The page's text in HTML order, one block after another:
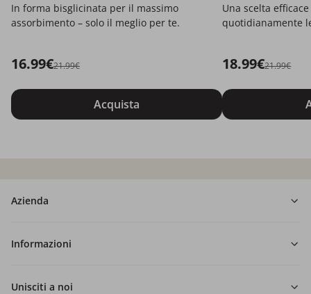
In forma bisglicinata per il massimo
assorbimento – solo il meglio per te.
16.99€21.99€
Acquista
Una scelta
quotidianamente
18.99€21.99€
Azienda
Informazioni
Unisciti a noi